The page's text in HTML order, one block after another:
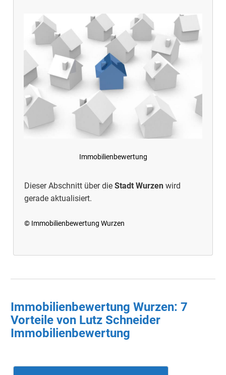
Immobilienbewertung
Dieser Abschnitt über die Stadt Wurzen wird
gerade aktualisiert.
© Immobilienbewertung Wurzen
Immobilienbewertung Wurzen: 7
Vorteile von Lutz Schneider
Immobilienbewertung